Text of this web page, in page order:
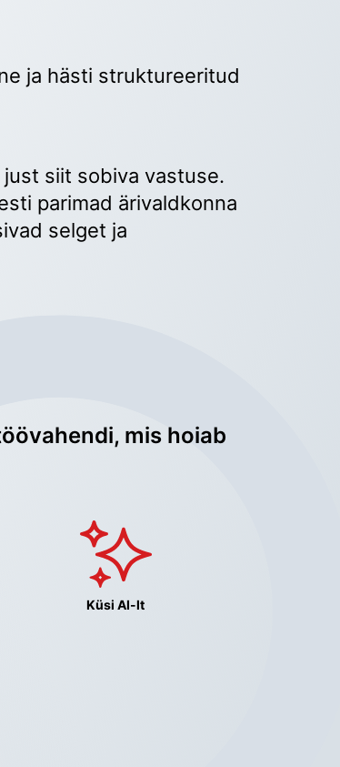
ja hästi struktureeritud
just siit sobiva vastuse.
parimad ärivaldkonna
selget ja
mis hoiab
Küsi AI-lt